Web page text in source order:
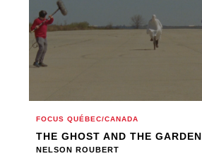
FOCUS QUÉBEC/CANADA
THE GHOST AND THE GARDEN
NELSON ROUBERT